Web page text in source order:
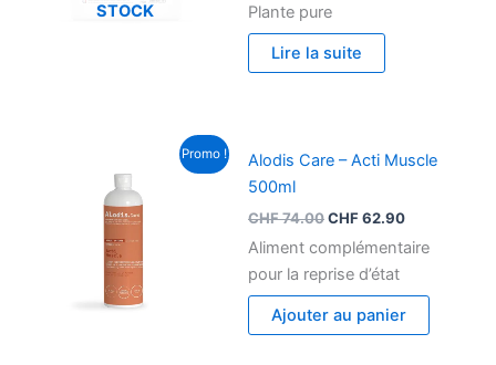
STOCK
Plante pure
Lire la suite
Promo !
Alodis Care – Acti Muscle
500ml
CHF74.00
prix
CHF 74.00.
CHF62.90
prix
CHF 62.90.
Aliment complémentaire
pour la reprise d’état
Ajouter au panier